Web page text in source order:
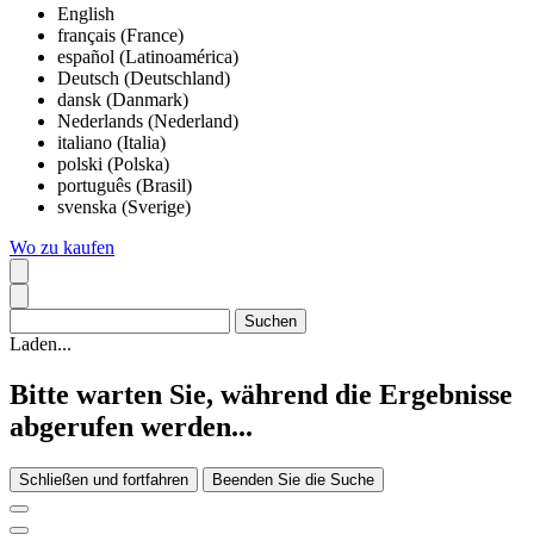
English
français (France)
español (Latinoamérica)
Deutsch (Deutschland)
dansk (Danmark)
Nederlands (Nederland)
italiano (Italia)
polski (Polska)
português (Brasil)
svenska (Sverige)
Wo zu kaufen
Laden...
Bitte warten Sie, während die Ergebnisse
abgerufen werden...
Schließen und fortfahren Beenden Sie die Suche